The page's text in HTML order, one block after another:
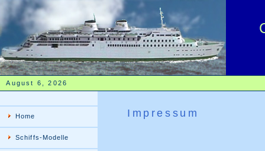
August 6, 2026
Home
Schiffs-Modelle
Impressum